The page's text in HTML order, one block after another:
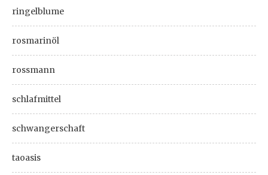
ringelblume
rosmarinöl
rossmann
schlafmittel
schwangerschaft
taoasis